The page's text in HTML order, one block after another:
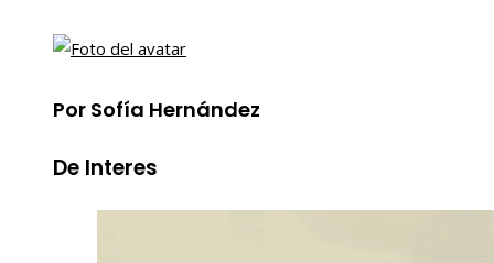
Por Sofía Hernández
De Interes